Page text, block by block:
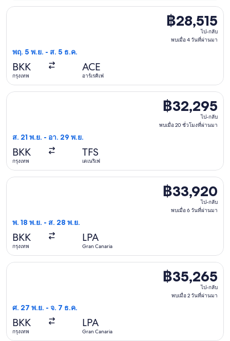
ชั่วโมง
฿28,515
ไป-
กลับ,
วัน
ที่
มา
฿28,515
ไป-กลับ
พบเมื่อ 4 วันที่ผ่านมา
พฤ. 5 พ.ย. - ส. 5 ธ.ค.
BKK
กรุงเทพ
ACE
อาร์เรคิเฟ
เลือกเที่ยวบิน เอทิฮัด แอร์เวย์ส วัน พฤ. 5 พ.ย. จาก กรุงเทพ ไป
฿32,295
ไป-
กลับ,
ชั่วโมง
ที่
มา
฿32,295
ไป-กลับ
พบเมื่อ 20 ชั่วโมงที่ผ่านมา
ส. 21 พ.ย. - อา. 29 พ.ย.
BKK
กรุงเทพ
TFS
เตเนริเฟ
เลือกเที่ยวบิน เอทิฮัด แอร์เวย์ส วัน ส. 21 พ.ย. จาก กรุงเทพ ไป
฿33,920
ไป-
กลับ,
วัน
ที่
มา
฿33,920
ไป-กลับ
พบเมื่อ 6 วันที่ผ่านมา
พ. 18 พ.ย. - ส. 28 พ.ย.
BKK
กรุงเทพ
LPA
Gran Canaria
เลือกเที่ยวบิน บริติช แอร์เวย์ส วัน พ. 18 พ.ย. จาก กรุงเทพ ไป
฿35,265
ไป-
กลับ,
฿35,265
ไป-กลับ
พบเมื่อ 2 วันที่ผ่านมา
ศ. 27 พ.ย. - จ. 7 ธ.ค.
BKK
กรุงเทพ
LPA
Gran Canaria
เลือกเที่ยวบิน ฟินน์แอร์ วัน ศ. 27 พ.ย. จาก กรุงเทพ ไป Gran